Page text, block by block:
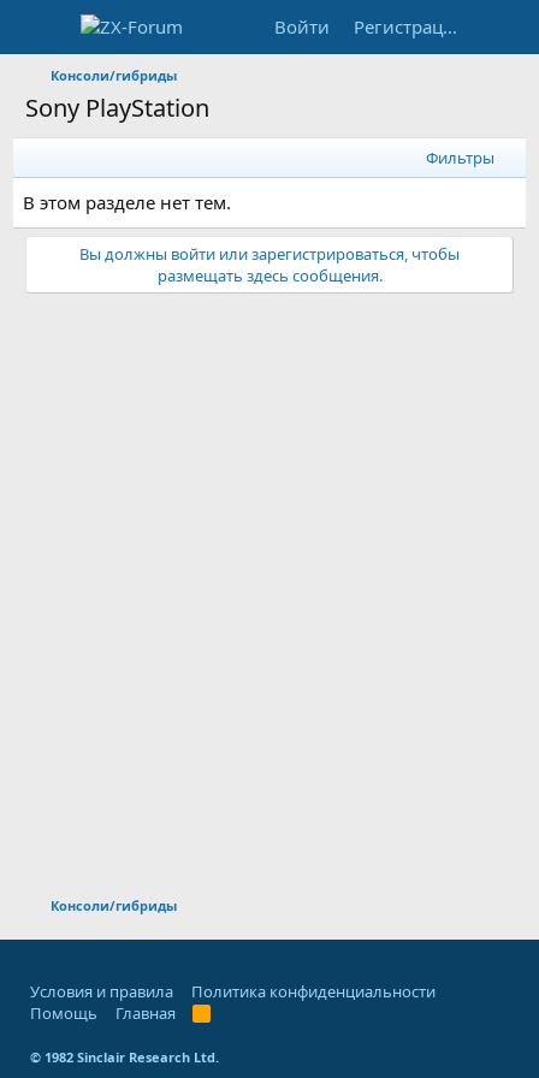
Войти Регистрация
Консоли/гибриды
Sony PlayStation
Фильтры
В этом разделе нет тем.
Вы должны войти или зарегистрироваться, чтобы
размещать здесь сообщения.
Консоли/гибриды
Условия и правила
Политика конфиденциальности
Помощь
Главная
R
© 1982 Sinclair Research Ltd.